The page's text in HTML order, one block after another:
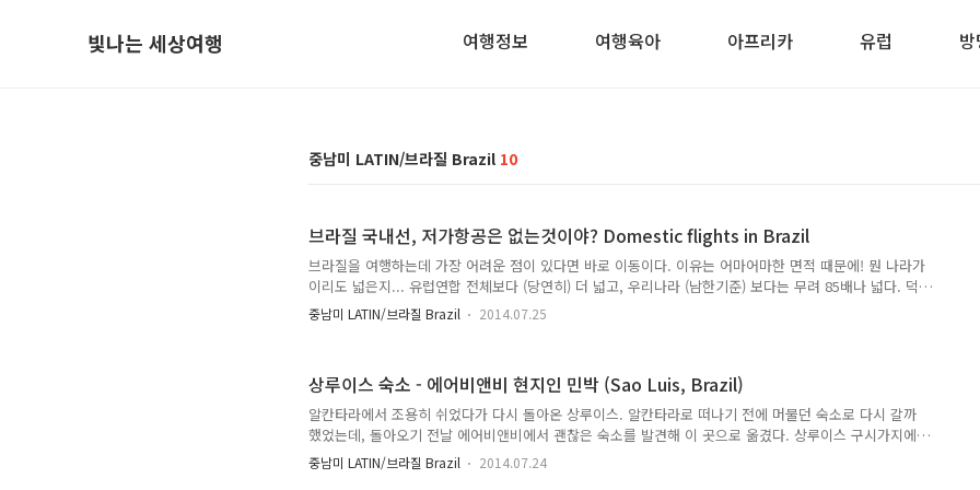
빛나는 세상여행 여행정보 여행육아 아프리카 유럽
중남미 LATIN/브라질 Brazil 10
브라질 국내선, 저가항공은 없는것이야? Domestic flights in Brazil
브라질을 여행하는데 가장 어려운 점이 있다면 바로 이동이다. 이유는 어마어마한 면적 때문에! 뭔 나라가
이리도 넓은지... 유럽연합 전체보다 (당연히) 더 넓고, 우리나라 (남한기준) 보다는 무려 85배나 넓다. 덕
분에 지도상에서 꽤 가까워 보이는 상파울로와 리오 데 자네이루도 6시간, 남쪽에서 북쪽으로 올라가려면
이틀 내내 버스를 타야 한다고.;; 어딜가든 도시간 이동시간은 기본 15시간이니, 여행 내내 숙소대신 야간
지 않았단다. 아니... 왜?! ㅠ_ㅠ 예전에는 몇 개의 저가항공사가 있었지만 그마저도 합병..
중남미 LATIN/브라질 Brazil 2014.07.25
상루이스 숙소 - 에어비앤비 현지인 민박 (Sao Luis, Brazil)
알칸타라에서 조용히 쉬었다가 다시 돌아온 상루이스. 알칸타라로 떠나기 전에 머물던 숙소로 다시 갈까
했었는데, 돌아오기 전날 에어비앤비에서 괜찮은 숙소를 발견해 이 곳으로 옮겼다. 상루이스 구시가지에
위치한 숙소는 예전에 머물던 곳에서 별로 멀지 않은 곳에 있었다. Airbnb? 에어비앤비란? 소개 및 쿠폰
받기 http://bitna.net/1366 상루이스 숙소 - Pousada Vitoria (Sao Luis, Brazil)
중남미 LATIN/브라질 Brazil 2014.07.24